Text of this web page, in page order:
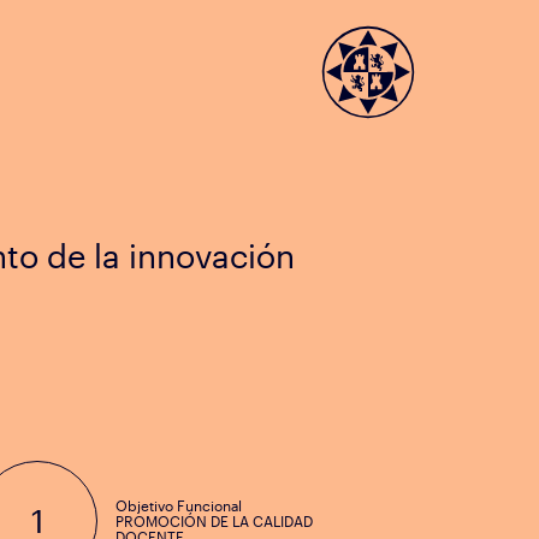
de la innovación
1
Objetivo Funcional
PROMOCIÓN DE LA CALIDAD